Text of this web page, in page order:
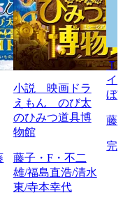
小説 映画ドラ
えもん のび太
のひみつ道具博
物館
藤子・F・不二
雄/福島直浩/清水
東/寺本幸代
Ｔ
イ
ぼ
藤
完